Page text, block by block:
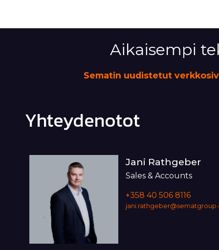
Aikaisempi
Sematin uudistetut
Yhteydenotot
Jani Rathgeber
Sales & Accounts
+358 40 506 8116